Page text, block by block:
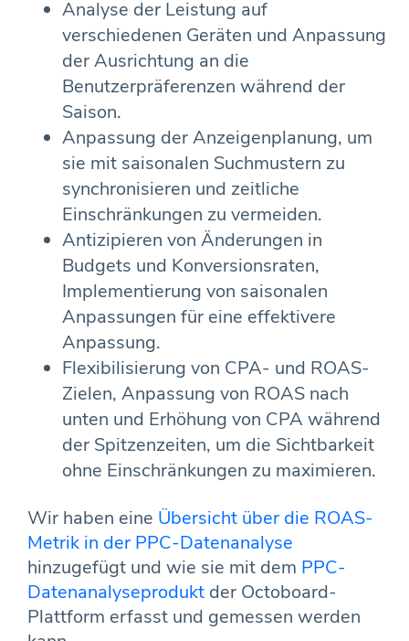
Analyse der Leistung auf
verschiedenen Geräten und Anpassung
der Ausrichtung an die
Benutzerpräferenzen während der
Saison.
Anpassung der Anzeigenplanung, um
sie mit saisonalen Suchmustern zu
synchronisieren und zeitliche
Einschränkungen zu vermeiden.
Antizipieren von Änderungen in
Budgets und Konversionsraten,
Implementierung von saisonalen
Anpassungen für eine effektivere
Anpassung.
Flexibilisierung von CPA- und ROAS-
Zielen, Anpassung von ROAS nach
unten und Erhöhung von CPA während
der Spitzenzeiten, um die Sichtbarkeit
ohne Einschränkungen zu maximieren.
Wir haben eine Übersicht über die ROAS-
Metrik in der PPC-Datenanalyse
hinzugefügt und wie sie mit dem PPC-
Datenanalyseprodukt der Octoboard-
Plattform erfasst und gemessen werden